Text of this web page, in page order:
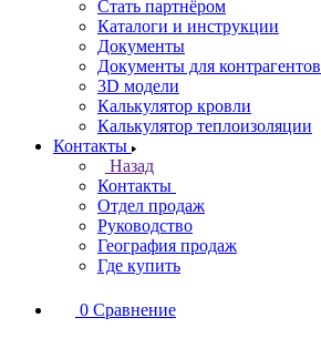
Стать партнёром
Каталоги и инструкции
Документы
Документы для контрагентов
3D модели
Калькулятор кровли
Калькулятор теплоизоляции
Контакты
Назад
Контакты
Отдел продаж
Руководство
География продаж
Где купить
0 Сравнение